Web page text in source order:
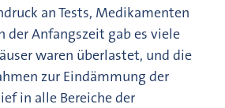
an Tests, Medikamenten
der Anfangszeit gab es viele
waren überlastet, und die
zur Eindämmung der
in alle Bereiche der